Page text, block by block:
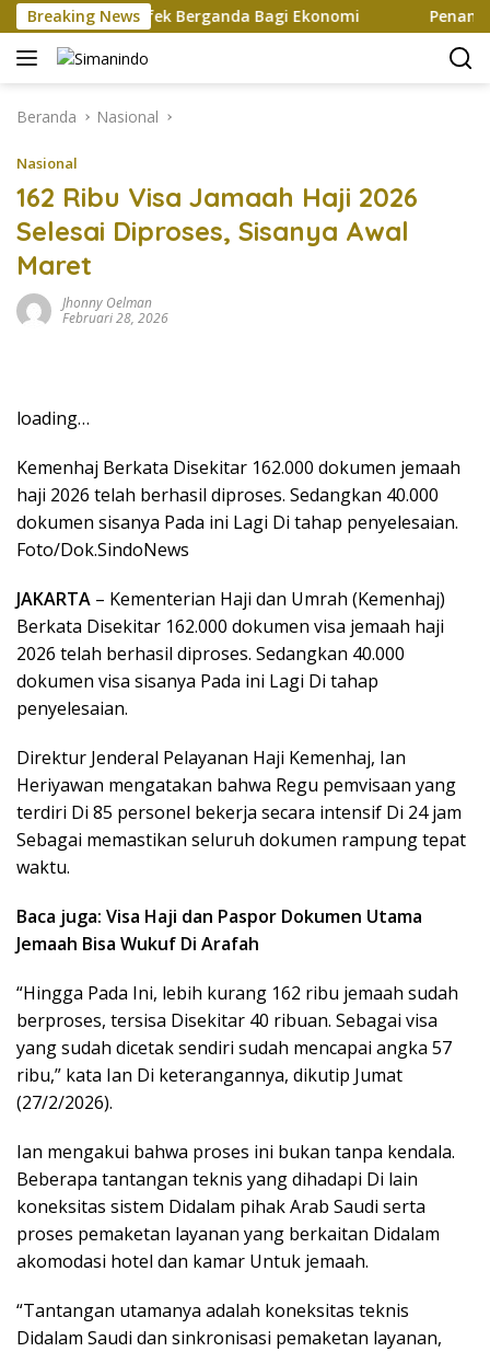
Langsung
ke
konten
Breaking News
Ciptakan Efek Berganda Bagi Ekonomi Penampilan
Beranda Nasional
Nasional
162 Ribu Visa Jamaah Haji 2026
Selesai Diproses, Sisanya Awal
Maret
Jhonny Oelman
Februari 28, 2026
loading…
Kemenhaj Berkata Disekitar 162.000 dokumen jemaah
haji 2026 telah berhasil diproses. Sedangkan 40.000
dokumen sisanya Pada ini Lagi Di tahap penyelesaian.
Foto/Dok.SindoNews
JAKARTA – Kementerian Haji dan Umrah (Kemenhaj)
Berkata Disekitar 162.000 dokumen visa jemaah haji
2026 telah berhasil diproses. Sedangkan 40.000
dokumen visa sisanya Pada ini Lagi Di tahap
penyelesaian.
Direktur Jenderal Pelayanan Haji Kemenhaj, Ian
Heriyawan mengatakan bahwa Regu pemvisaan yang
terdiri Di 85 personel bekerja secara intensif Di 24 jam
Sebagai memastikan seluruh dokumen rampung tepat
waktu.
Baca juga: Visa Haji dan Paspor Dokumen Utama
Jemaah Bisa Wukuf Di Arafah
“Hingga Pada Ini, lebih kurang 162 ribu jemaah sudah
berproses, tersisa Disekitar 40 ribuan. Sebagai visa
yang sudah dicetak sendiri sudah mencapai angka 57
ribu,” kata Ian Di keterangannya, dikutip Jumat
(27/2/2026).
Ian mengakui bahwa proses ini bukan tanpa kendala.
Beberapa tantangan teknis yang dihadapi Di lain
koneksitas sistem Didalam pihak Arab Saudi serta
proses pemaketan layanan yang berkaitan Didalam
akomodasi hotel dan kamar Untuk jemaah.
“Tantangan utamanya adalah koneksitas teknis
Didalam Saudi dan sinkronisasi pemaketan layanan,